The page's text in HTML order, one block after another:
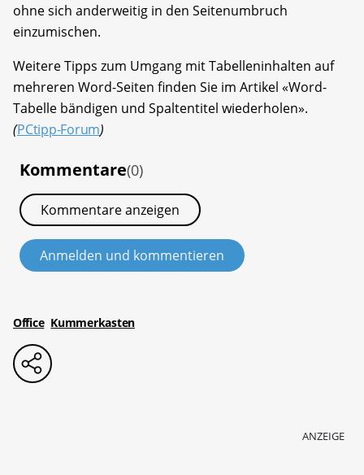
ohne sich anderweitig in den Seitenumbruch
einzumischen.
Weitere Tipps zum Umgang mit Tabelleninhalten auf
mehreren Word-Seiten finden Sie im Artikel «Word-
Tabelle bändigen und Spaltentitel wiederholen».
(PCtipp-Forum)
Kommentare(0)
Kommentare anzeigen
Anmelden und kommentieren
Office Kummerkasten
ANZEIGE